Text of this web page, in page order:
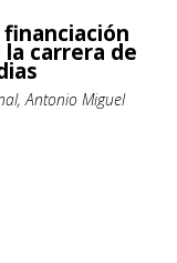
financiación
la carrera de
Antonio Miguel